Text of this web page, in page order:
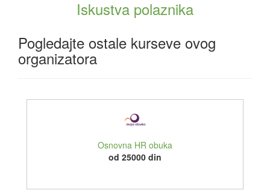
Iskustva polaznika
Pogledajte ostale kurseve ovog
organizatora
Osnovna HR obuka
od 25000 din